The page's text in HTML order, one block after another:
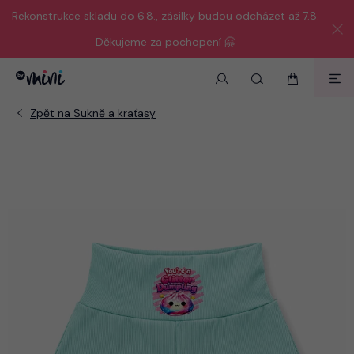
Rekonstrukce skladu do 6.8., zásilky budou odcházet až 7.8.
Děkujeme za pochopení 🤗